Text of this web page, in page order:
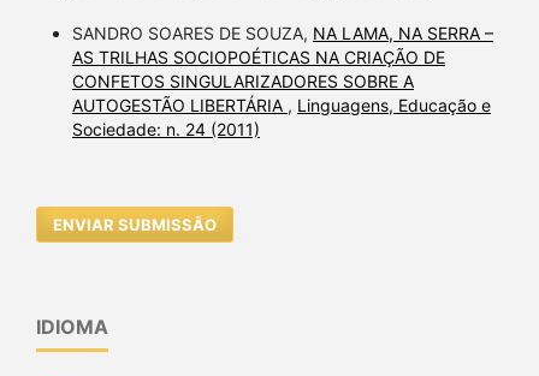
SANDRO SOARES DE SOUZA, NA LAMA, NA SERRA –
AS TRILHAS SOCIOPOÉTICAS NA CRIAÇÃO DE
CONFETOS SINGULARIZADORES SOBRE A
AUTOGESTÃO LIBERTÁRIA , Linguagens, Educação e
Sociedade: n. 24 (2011)
ENVIAR SUBMISSÃO
IDIOMA